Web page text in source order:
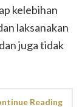
kelebihan
laksanakan
juga tidak
Reading